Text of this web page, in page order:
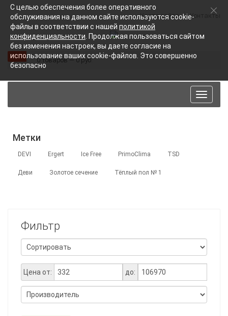
Карта сайта Контакты
0 товаров — 0 руб.
Toggle
Метки
DEVI Ergert Ice Free PrimoClima TSD
Деви Золотое сечение Тёплый пол № 1
Фильтр
Цена от: до:
С целью обеспечения более оперативного
обслуживания на данном сайте используются cookie-
файлы в соответствии с нашей политикой
конфиденциальности . Продолжая пользоваться сайтом
без изменения настроек, вы даете согласие на
использование ваших cookie-файлов. Это совершенно
безопасно